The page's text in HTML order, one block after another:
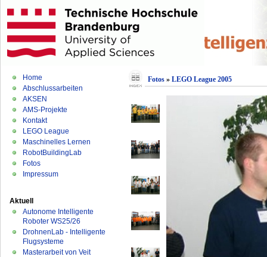
Home
Abschlussarbeiten
AKSEN
AMS-Projekte
Kontakt
LEGO League
Maschinelles Lernen
RobotBuildingLab
Fotos
Impressum
Aktuell
Autonome Intelligente
Roboter WS25/26
DrohnenLab - Intelligente
Flugsysteme
Masterarbeit von Veit
Fotos» LEGO League 2005